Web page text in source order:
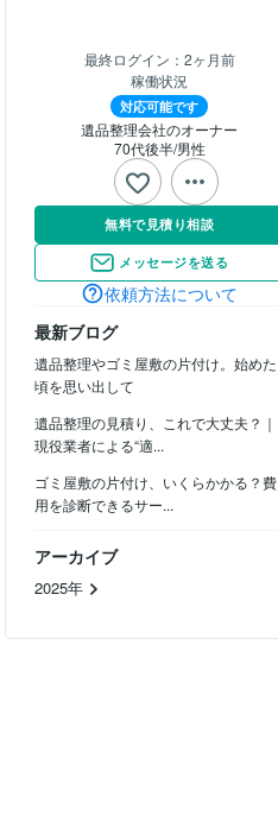
最終ログイン： 2ヶ月前
稼働状況
対応可能です
遺品整理会社のオーナー
70代後半男性
無料で見積り相談
メッセージを送る
依頼方法について
最新ブログ
遺品整理やゴミ屋敷の片付け。始めた
頃を思い出して
遺品整理の見積り、これで大丈夫？｜
現役業者による“適...
ゴミ屋敷の片付け、いくらかかる？費
用を診断できるサー...
アーカイブ
2025年